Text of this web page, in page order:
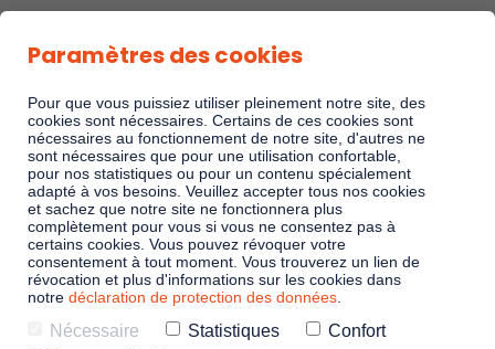
Playbooks de vente
Linkando WebPlays
Playbook AI (Jabra)
Paramètres des cookies
Pour que vous puissiez utiliser pleinement notre site, des
cookies sont nécessaires. Certains de ces cookies sont
nécessaires au fonctionnement de notre site, d'autres ne
sont nécessaires que pour une utilisation confortable,
pour nos statistiques ou pour un contenu spécialement
adapté à vos besoins. Veuillez accepter tous nos cookies
et sachez que notre site ne fonctionnera plus
complètement pour vous si vous ne consentez pas à
certains cookies. Vous pouvez révoquer votre
consentement à tout moment. Vous trouverez un lien de
révocation et plus d'informations sur les cookies dans
notre déclaration de protection des données
Nécessaire Statistiques
Confort